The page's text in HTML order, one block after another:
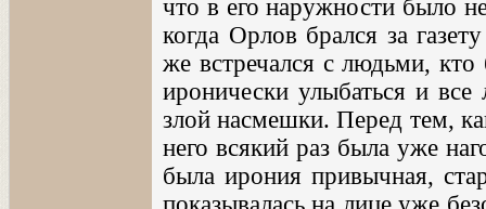
что в его наружности было
когда Орлов брался за
же встречался с людьми,
иронически улыбаться и
злой насмешки. Перед тем,
него всякий раз была уже
была ирония привычная,